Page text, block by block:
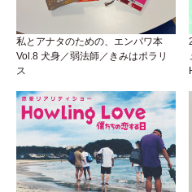
私とアナタのための、エンパワ本
Vol.8 犬身／弱法師／きみはポラリ
ス